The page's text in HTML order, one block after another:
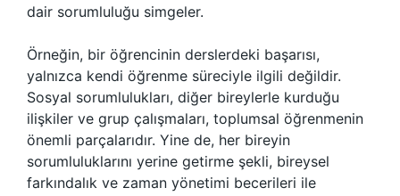
dair sorumluluğu simgeler.
Örneğin, bir öğrencinin derslerdeki başarısı,
yalnızca kendi öğrenme süreciyle ilgili değildir.
Sosyal sorumlulukları, diğer bireylerle kurduğu
ilişkiler ve grup çalışmaları, toplumsal öğrenmenin
önemli parçalarıdır. Yine de, her bireyin
sorumluluklarını yerine getirme şekli, bireysel
farkındalık ve zaman yönetimi becerileri ile